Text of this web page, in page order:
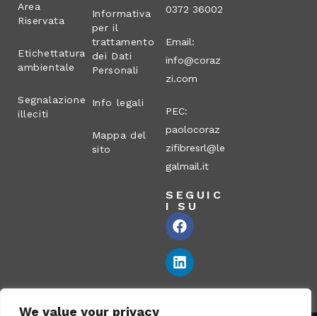
We value your privacy
Area
Riservata
Etichettatura
ambientale
Segnalazione
illeciti
Informativa
per il
trattamento
dei Dati
Personali
Info legali
Mappa del
sito
0372 36002
Email:
info@coraz
zi.com
PEC:
paolocoraz
zifibresrl@le
galmail.it
SEGUIC
I SU